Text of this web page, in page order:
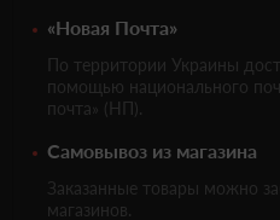
«Новая Почта»
По территории Украины
помощью национального
почта» (НП).
Самовывоз из магазина
Заказанные товары можно
магазинов.